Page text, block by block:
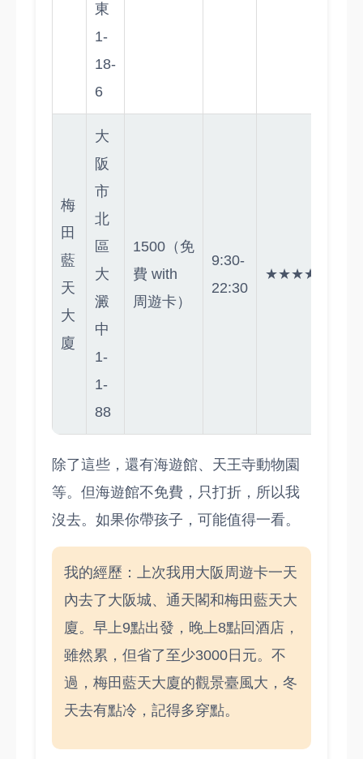
東
1-
18-
6
梅
田
藍
天
大
廈
大
阪
市
北
區
大
澱
中
1-
1-
88
1500（免
費 with
周遊卡）
9:30-
22:30
★★★★★
除了這些，還有海遊館、天王寺動物園
等。但海遊館不免費，只打折，所以我
沒去。如果你帶孩子，可能值得一看。
我的經歷：上次我用大阪周遊卡一天
內去了大阪城、通天閣和梅田藍天大
廈。早上9點出發，晚上8點回酒店，
雖然累，但省了至少3000日元。不
過，梅田藍天大廈的觀景臺風大，冬
天去有點冷，記得多穿點。